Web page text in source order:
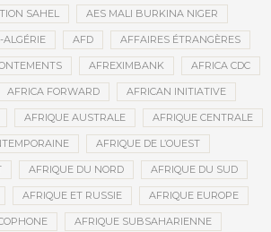
SAHEL AES MALI BURKINA NIGER
ALGÉRIE AFD AFFAIRES ÉTRANGÈRES
AFREXIMBANK AFRICA CDC
AFRICA FORWARD AFRICAN INITIATIVE
AFRIQUE AUSTRALE AFRIQUE CENTRALE
AFRIQUE DE L’OUEST
AFRIQUE DU NORD AFRIQUE DU SUD
AFRIQUE ET RUSSIE AFRIQUE EUROPE
AFRIQUE SUBSAHARIENNE